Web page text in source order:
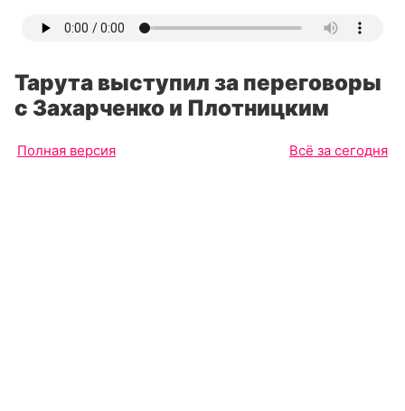
Тарута выступил за переговоры
с Захарченко и Плотницким
Полная версия Всё за сегодня